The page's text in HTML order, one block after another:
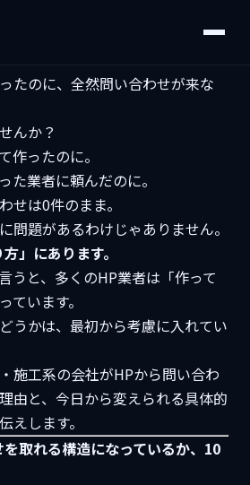
たのに、全然問い合わせが来な
んか？
作ったのに。
た業者に頼んだのに。
せは0件のまま。
問題があるわけじゃありません。
」にあります。
うと、多くのHP業者は「作って
ています。
うかは、最初から考慮に入れてい
施工系の会社がHPから問い合わ
由と、今日から変えられる具体的
えします。
取れる構造になっているか、10